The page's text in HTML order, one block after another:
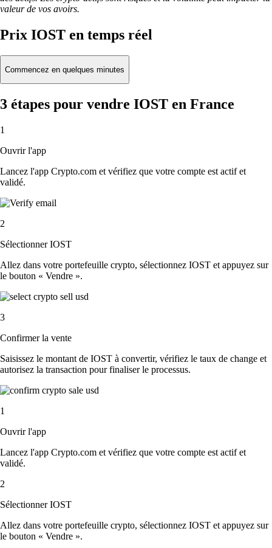
valeur de vos avoirs.
Prix IOST en temps réel
Commencez en quelques minutes
3 étapes pour vendre IOST en France
1
Ouvrir l'app
Lancez l'app Crypto.com et vérifiez que votre compte est actif et
validé.
2
Sélectionner IOST
Allez dans votre portefeuille crypto, sélectionnez IOST et appuyez sur
le bouton « Vendre ».
3
Confirmer la vente
Saisissez le montant de IOST à convertir, vérifiez le taux de change et
autorisez la transaction pour finaliser le processus.
1
Ouvrir l'app
Lancez l'app Crypto.com et vérifiez que votre compte est actif et
validé.
2
Sélectionner IOST
Allez dans votre portefeuille crypto, sélectionnez IOST et appuyez sur
le bouton « Vendre ».